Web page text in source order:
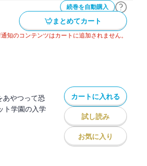
続巻を自動購入
まとめてカート
知のコンテンツはカートに追加されません。
あやつって恐
ト学園の入学
カートに入れる
試し読み
お気に入り